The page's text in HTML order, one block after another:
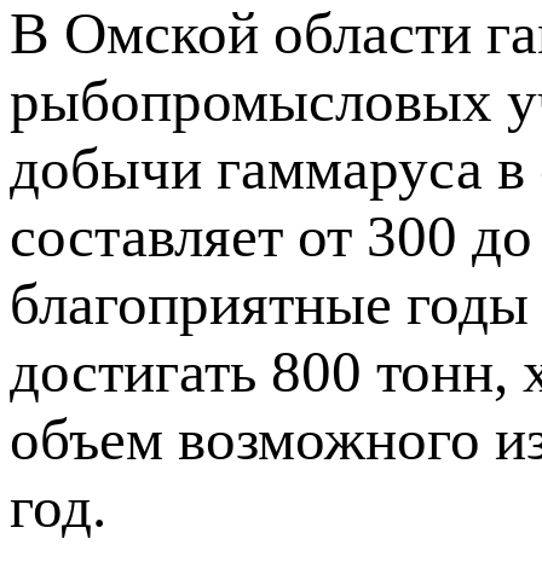
В Омской области
рыбопромысловых
добычи гаммаруса
составляет от 300
благоприятные
достигать 800
объем возможного
год.